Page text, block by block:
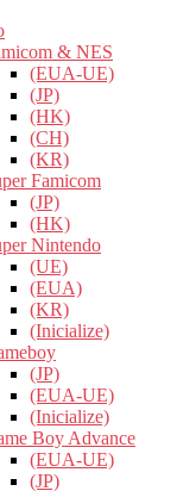
& NES
(EUA-UE)
(JP)
(HK)
(CH)
(KR)
Famicom
(JP)
(HK)
Nintendo
(UE)
(EUA)
(KR)
(Inicialize)
(JP)
(EUA-UE)
(Inicialize)
Boy Advance
(EUA-UE)
(JP)